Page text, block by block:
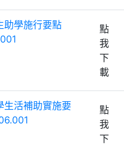
助學施行要點
點
我
下
載
生活補助實施要
點
我
下